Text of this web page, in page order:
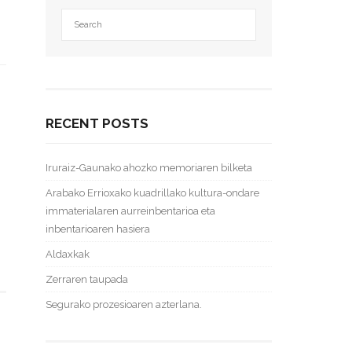
RECENT POSTS
Iruraiz-Gaunako ahozko memoriaren bilketa
Arabako Errioxako kuadrillako kultura-ondare
immaterialaren aurreinbentarioa eta
inbentarioaren hasiera
Aldaxkak
Zerraren taupada
Segurako prozesioaren azterlana.